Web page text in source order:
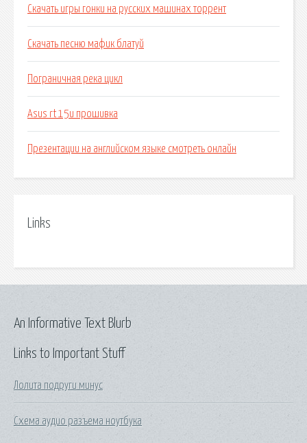
Скачать игры гонки на русских машинах торрент
Скачать песню мафик блатуй
Пограничная река цикл
Asus rt 15u прошивка
Презентации на английском языке смотреть онлайн
Links
Links to Important Stuff
Лолита подруги минус
Схема аудио разъема ноутбука
An Informative Text Blurb